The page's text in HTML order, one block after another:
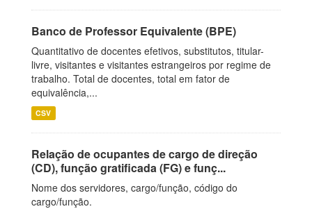
Banco de Professor Equivalente (BPE)
Quantitativo de docentes efetivos, substitutos, titular-
livre, visitantes e visitantes estrangeiros por regime de
trabalho. Total de docentes, total em fator de
equivalência,...
CSV
Relação de ocupantes de cargo de direção
(CD), função gratificada (FG) e funç...
Nome dos servidores, cargo/função, código do
cargo/função.